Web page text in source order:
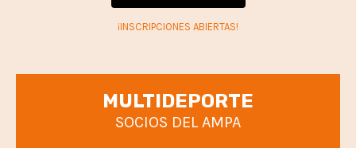
¡INSCRIPCIONES ABIERTAS!
MULTIDEPORTE
SOCIOS DEL AMPA